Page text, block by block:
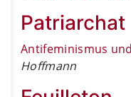
Patriarchat
Antifeminismus
Hoffmann